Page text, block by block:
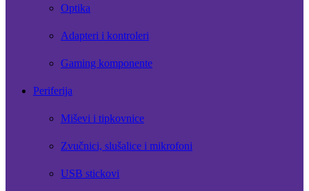
Optika
Adapteri i kontroleri
Gaming komponente
Periferija
Miševi i tipkovnice
Zvučnici, slušalice i mikrofoni
USB stickovi